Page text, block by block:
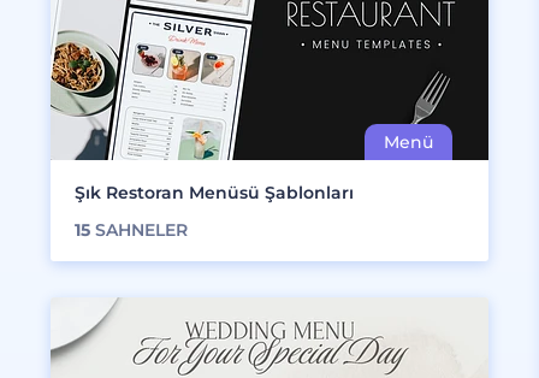
Şık Restoran Menüsü Şablonları
15 SAHNELER